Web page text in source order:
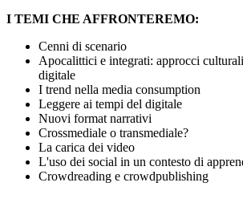
I TEMI CHE AFFRONTEREMO:
Cenni di scenario
Apocalittici e integrati: approcci
digitale
I trend nella media consumption
Leggere ai tempi del digitale
Nuovi format narrativi
Crossmediale o transmediale?
La carica dei video
L'uso dei social in un contesto di
Crowdreading e crowdpublishing